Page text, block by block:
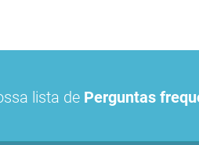
lista de Perguntas